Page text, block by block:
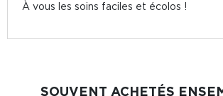
À vous les soins faciles et écolos !
SOUVENT ACHETÉS